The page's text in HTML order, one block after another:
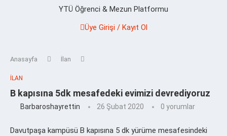
YTÜ Öğrenci & Mezun Platformu
Üye Girişi / Kayıt Ol
Anasayfa İlan
İLAN
B kapısına 5dk mesafedeki evimizi devrediyoruz
Barbaroshayrettin 26 Şubat 2020 0 yorumlar
Davutpaşa kampüsü B kapısına 5 dk yürüme mesafesindeki